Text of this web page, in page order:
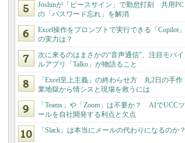
Joshinが「ピースサイン」で勤怠打刻 共用PC
の「パスワード忘れ」を解消
Excel操作をプロンプトで実行できる「Copilot」
の実力は？
次に来るのはまさかの“音声通信”、注目モバイ
ルアプリ「Talko」が物語ること
「Excel至上主義」の終わらせ方 丸2日の手作
業地獄から情シスと現場を救うには
「Teams」や「Zoom」は不要か？ AIでUCCツ
ールを自社開発する利点と欠点
「Slack」は本当にメールの代わりになるのか？